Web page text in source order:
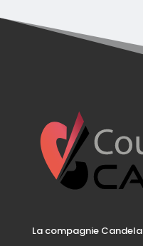
La compagnie Candela